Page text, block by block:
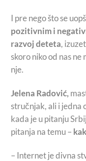
I pre nego što se
pozitivnim i
razvoj deteta,
skoro niko od nas
nje.
Jelena Radović,
stručnjak, ali i jedna
kada je u pitanju
pitanja na temu –
– Internet je divna